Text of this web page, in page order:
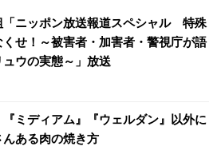
「ニッポン放送報道スペシャル 特殊
くせ！～被害者・加害者・警視庁が語
ュウの実態～」放送
『ミディアム』『ウェルダン』以外に
んある肉の焼き方